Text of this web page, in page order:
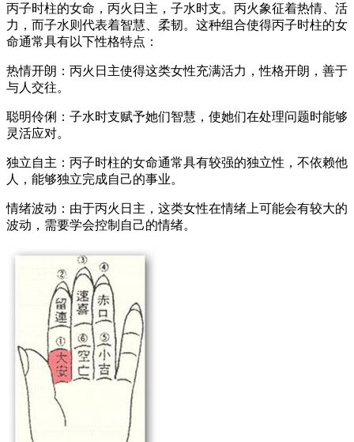
丙子时柱的女命，丙火日主，子水时支。丙火象征着热情、活
力，而子水则代表着智慧、柔韧。这种组合使得丙子时柱的女
命通常具有以下性格特点：
热情开朗：丙火日主使得这类女性充满活力，性格开朗，善于
与人交往。
聪明伶俐：子水时支赋予她们智慧，使她们在处理问题时能够
灵活应对。
独立自主：丙子时柱的女命通常具有较强的独立性，不依赖他
人，能够独立完成自己的事业。
情绪波动：由于丙火日主，这类女性在情绪上可能会有较大的
波动，需要学会控制自己的情绪。